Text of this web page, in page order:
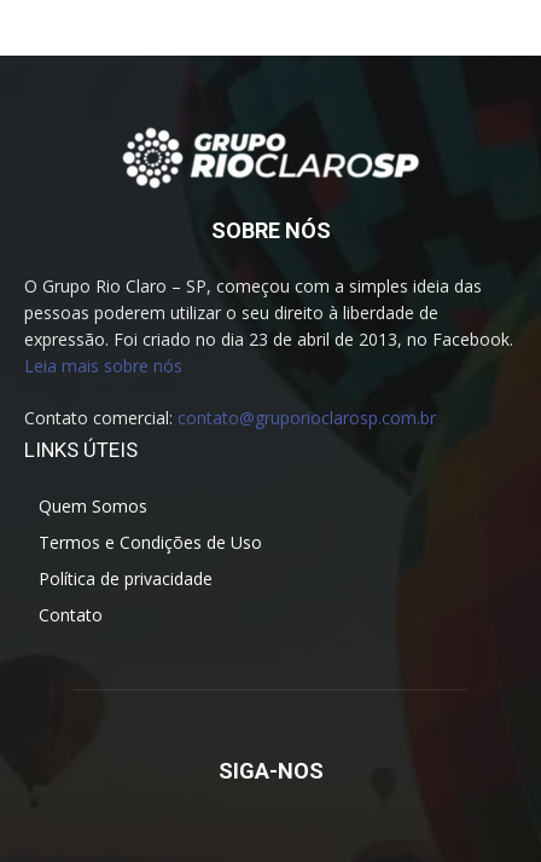
SOBRE NÓS
O Grupo Rio Claro – SP, começou com a simples ideia das
pessoas poderem utilizar o seu direito à liberdade de
expressão. Foi criado no dia 23 de abril de 2013, no Facebook.
Leia mais sobre nós
Contato comercial: contato@gruporioclarosp.com.br
LINKS ÚTEIS
Quem Somos
Termos e Condições de Uso
Política de privacidade
Contato
SIGA-NOS